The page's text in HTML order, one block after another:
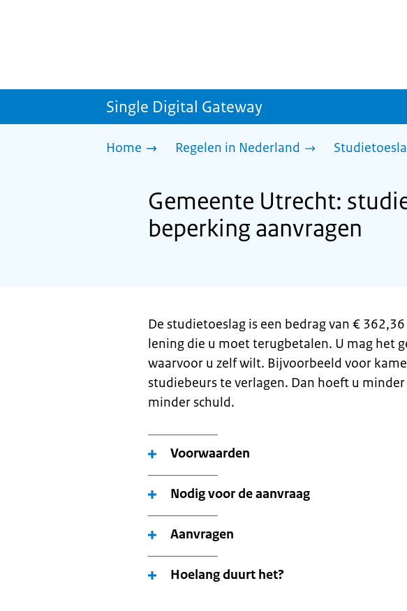
Single Digital Gateway
Home Regelen in Nederland
Gemeente Utrecht:
beperking aanvragen
De studietoeslag is een bedrag van €
lening die u moet terugbetalen. U mag het
waarvoor u zelf wilt. Bijvoorbeeld voor
studiebeurs te verlagen. Dan hoeft u
minder schuld.
Voorwaarden
Nodig voor de aanvraag
Aanvragen
Hoelang duurt het?